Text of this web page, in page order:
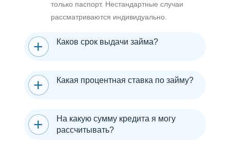
только паспорт. Нестандартные случаи
рассматриваются индивидуально.
Каков срок выдачи займа?
Какая процентная ставка по займу?
На какую сумму кредита я могу
рассчитывать?